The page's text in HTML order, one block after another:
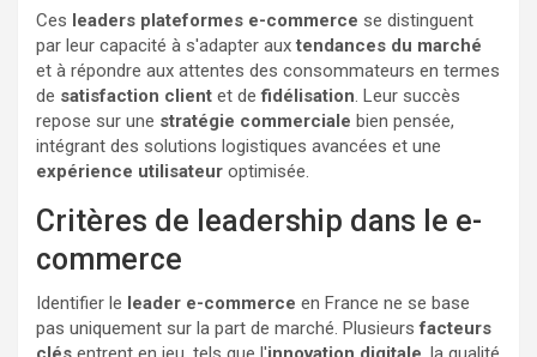
Ces leaders plateformes e-commerce se distinguent
par leur capacité à s'adapter auxtendances du marché
et à répondre aux attentes des consommateurs en termes
de satisfaction client et defidélisation. Leur succès
repose sur une stratégie commerciale bien pensée,
intégrant des solutions logistiques avancées et une
expérience utilisateur optimisée.
Critères de leadership dans le e-
commerce
Identifier le leader e-commerce en France ne se base
pas uniquement sur la part de marché. Plusieursfacteurs